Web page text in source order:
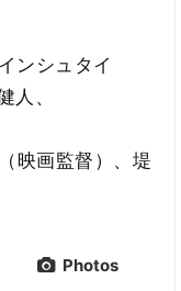
ンシュタイ
人、
映画監督）、堤
Photos